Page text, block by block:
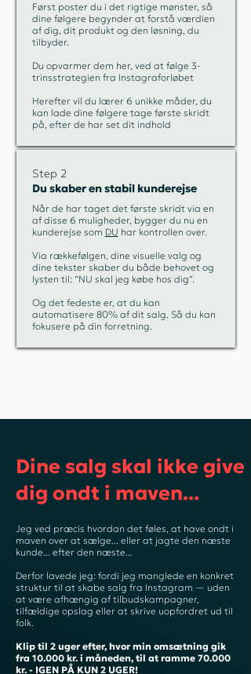
Først poster du i det rigtige mønster, så
dine følgere begynder at forstå værdien
af dig, dit produkt og den løsning, du
tilbyder.
Du opvarmer dem her, ved at følge 3-
trinsstrategien fra Instagraforløbet
Herefter vil du lærer 6 unikke måder, du
kan lade dine følgere tage første skridt
på, efter de har set dit indhold
Step 2
Du skaber en stabil kunderejse
Når de har taget det første skridt via en
af disse 6 muligheder, bygger du nu en
kunderejse som DU har kontrollen over.
Via rækkefølgen, dine visuelle valg og
dine tekster skaber du både behovet og
lysten til: “NU skal jeg købe hos dig”.
Og det fedeste er, at du kan
automatisere 80% af dit salg. Så du kan
fokusere på din forretning.
Dine salg skal ikke give
dig ondt i maven...
Jeg ved præcis hvordan det føles, at have ondt i
maven over at sælge... eller at jagte den næste
kunde... efter den næste...
Derfor lavede jeg: fordi jeg manglede en konkret
struktur til at skabe salg fra Instagram — uden
at være afhængig af tilbudskampagner,
tilfældige opslag eller at skrive uopfordret ud til
folk.
Klip til 2 uger efter, hvor min omsætning gik
fra 10.000 kr. i måneden, til at ramme 70.000
kr. - IGEN PÅ KUN 2 UGER!